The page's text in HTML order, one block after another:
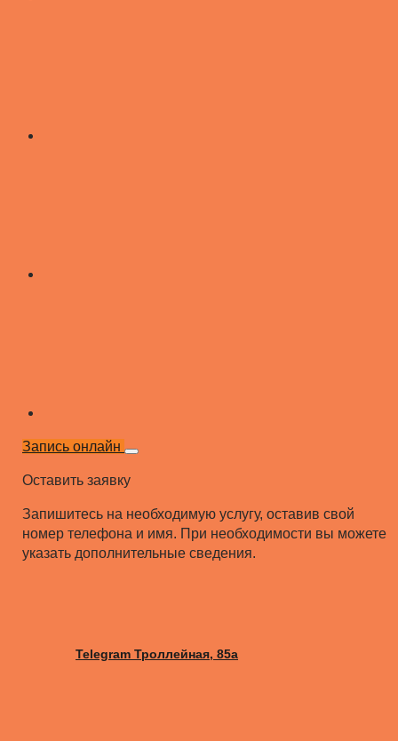
Запись онлайн
Оставить заявку
Запишитесь на необходимую услугу, оставив свой
номер телефона и имя. При необходимости вы можете
указать дополнительные сведения.
Telegram Троллейная, 85а